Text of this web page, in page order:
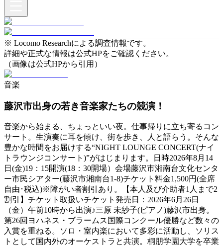
※ Locomo Researchによる調査情報です。
詳細や正式な情報は公式HPをご確認ください。
（画像は公式HPから引用）
音楽
藤沢市出身の若き音楽家たちの競演！
音楽から始まる、ちょっといい夜。仕事帰りに立ち寄るコン
サート。生演奏に耳を傾け、街を歩き、人と語らう。そんな
豊かな時間をお届けする“NIGHT LOUNGE CONCERT(ナイ
トラウンジコンサート)”がはじまります。日時2026年8月14
日(金)19：15開演(18：30開場）会場藤沢市湘南台文化センタ
ー市民シアター(藤沢市湘南台1-8)チケット料金1,500円(全席
自由･税込)※障がい者割引あり。【本人及び介助者1人まで2
割引】チケット取扱いチケット発売日：2026年6月26日
（金）午前10時から出演♪三原 未紗子(ピアノ)藤沢市出身。
第26回ヨハネス・ブラームス国際コンクール優勝など数々の
入賞を重ねる。ソロ・室内楽において多彩に活動し、ソリス
トとして国内外のオーケストラと共演。桐朋学園大学を卒業